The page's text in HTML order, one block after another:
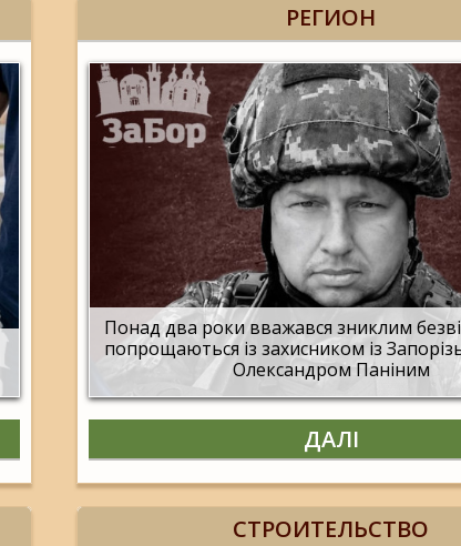
РЕГИОН
Понад два роки вважався зниклим
попрощаються із захисником із
Олександром Паніним
ДАЛІ
СТРОИТЕЛЬСТВО